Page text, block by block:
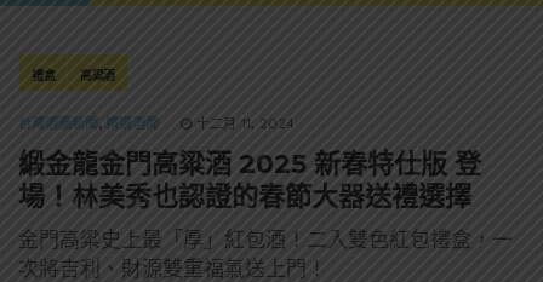
大摩DALMORE典藏珍稀年份系列全新力作，VINTAGE 2010攜手VINTAGE 2006
禮盒 高粱酒
台灣酒圈新聞 , 精選酒聞 十二月 11, 2024
緞金龍金門高粱酒 2025 新春特仕版 登
場！林美秀也認證的春節大器送禮選擇
金門高粱史上最「厚」紅包酒！二入雙色紅包禮盒，一
次將吉利、財源雙重福氣送上門！